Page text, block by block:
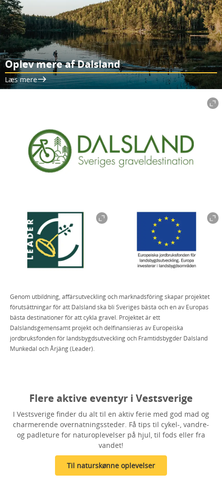
Oplev mere af Dalsland
Læs mere
Genom utbildning, affärsutveckling och marknadsföring skapar projektet
förutsättningar för att Dalsland ska bli Sveriges bästa och en av Europas
bästa destinationer för att cykla gravel. Projektet är ett
Dalslandsgemensamt projekt och delfinansieras av Europeiska
jordbruksfonden för landsbygdsutveckling och Framtidsbygder Dalsland
Munkedal och Årjäng (Leader).
Flere aktive eventyr i Vest­sverige
I Vestsverige finder du alt til en aktiv ferie med god mad og
charmerende overnatningssteder. Få tips til cykel-, vandre-
og padleture for naturoplevelser på hjul, til fods eller fra
vandet!
Til naturskønne oplevelser